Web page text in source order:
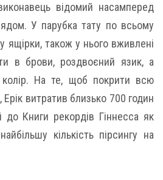
відомий насамперед
У парубка тату по всьому
ящірки, також у нього вживлені
в брови, роздвоєний язик, а
На те, щоб покрити всю
Ерік витратив близько 700 годин
до Книги рекордів Гіннесса як
кількість пірсингу на